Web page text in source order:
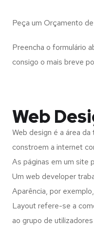
Peça um Orçamento
Preencha o formulário
consigo o mais breve
Web
Web design é a área
constroem a internet
As páginas em um site
Um web developer
Aparência, por
Layout refere-se a
ao grupo de